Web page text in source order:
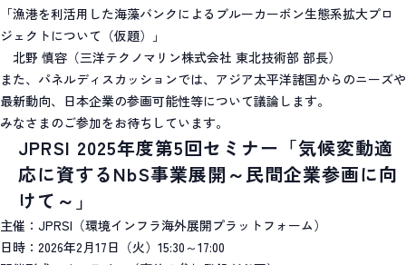
「漁港を利活用した海藻バンクによるブルーカーボン生態系拡大プロ
ジェクトについて（仮題）」
北野 慎容（三洋テクノマリン株式会社 東北技術部 部長）
また、パネルディスカッションでは、アジア太平洋諸国からのニーズや
最新動向、日本企業の参画可能性等について議論します。
みなさまのご参加をお待ちしています。
JPRSI 2025年度第5回セミナー「気候変動適
応に資するNbS事業展開～民間企業参画に向
けて～」
主催：JPRSI（環境インフラ海外展開プラットフォーム）
日時：2026年2月17日（火）15:30～17:00